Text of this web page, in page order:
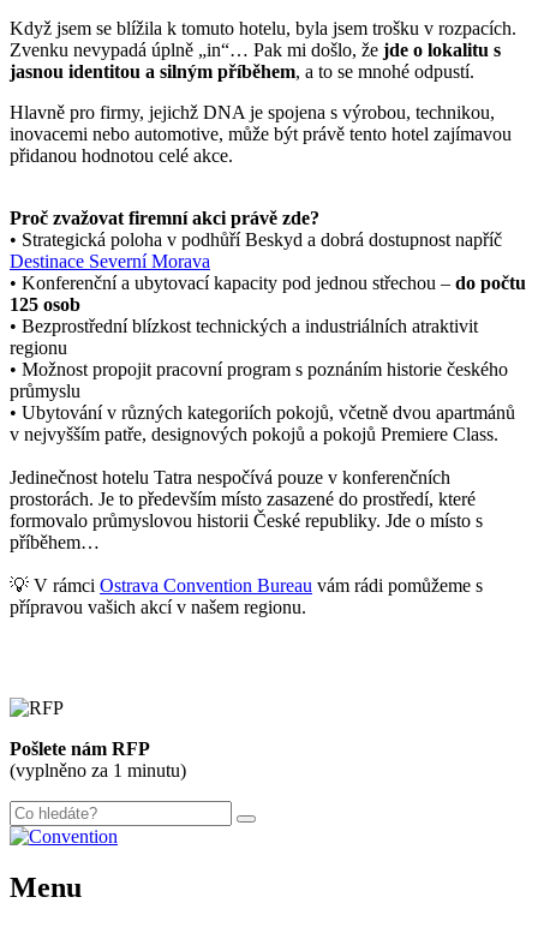
Když jsem se blížila k tomuto hotelu, byla jsem trošku v rozpacích.
Zvenku nevypadá úplně „in“… Pak mi došlo, že jde o lokalitu s
jasnou identitou a silným příběhem, a to se mnohé odpustí.
Hlavně pro firmy, jejichž DNA je spojena s výrobou, technikou,
inovacemi nebo automotive, může být právě tento hotel zajímavou
přidanou hodnotou celé akce.
Proč zvažovat firemní akci právě zde?
• Strategická poloha v podhůří Beskyd a dobrá dostupnost napříč
Destinace Severní Morava
• Konferenční a ubytovací kapacity pod jednou střechou – do počtu
125 osob
• Bezprostřední blízkost technických a industriálních atraktivit
regionu
• Možnost propojit pracovní program s poznáním historie českého
průmyslu
• Ubytování v různých kategoriích pokojů, včetně dvou apartmánů
v nejvyšším patře, designových pokojů a pokojů Premiere Class.
Jedinečnost hotelu Tatra nespočívá pouze v konferenčních
prostorách. Je to především místo zasazené do prostředí, které
formovalo průmyslovou historii České republiky. Jde o místo s
příběhem…
💡 V rámci Ostrava Convention Bureau vám rádi pomůžeme s
přípravou vašich akcí v našem regionu.
Pošlete nám RFP
(vyplněno za 1 minutu)
Menu